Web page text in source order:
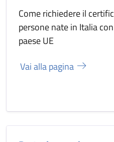
Come richiedere il
persone nate in Italia
paese UE
Vai alla pagina